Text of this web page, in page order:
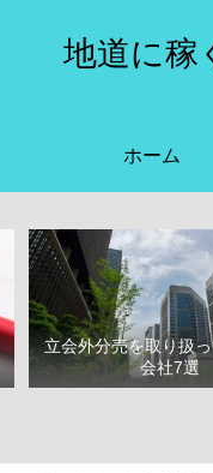
地道に稼
ホーム
立会外分売を取り扱
会社7選